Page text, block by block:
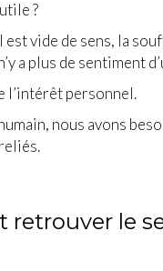
?
est vide de sens, la
a plus de sentiment
l’intérêt personnel.
nous avons
retrouver le